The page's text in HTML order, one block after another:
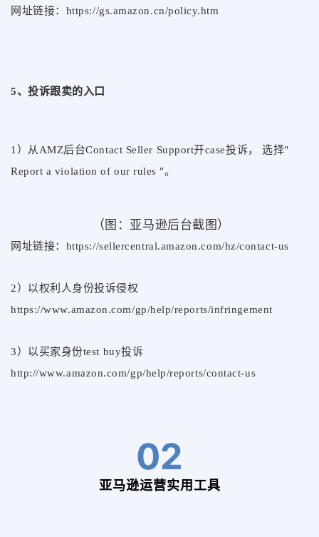
网址链接：https://gs.amazon.cn/policy.htm
5、投诉跟卖的入口
1）从AMZ后台Contact Seller Support开case投诉， 选择"
Report a violation of our rules "。
（图：亚马逊后台截图）
网址链接：https://sellercentral.amazon.com/hz/contact-us
2）以权利人身份投诉侵权
https://www.amazon.com/gp/help/reports/infringement
3）以买家身份test buy投诉
http://www.amazon.com/gp/help/reports/contact-us
02
亚马逊运营实用工具